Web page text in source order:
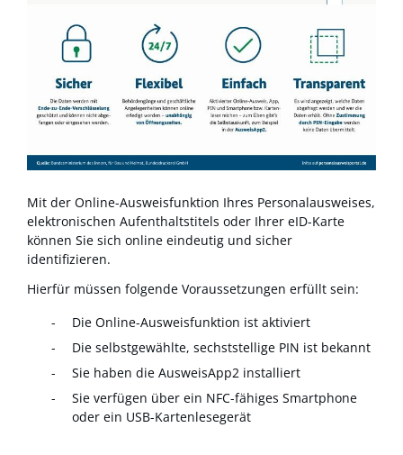
Mit der Online-Ausweisfunktion Ihres Personalausweises,
elektronischen Aufenthaltstitels oder Ihrer eID-Karte
können Sie sich online eindeutig und sicher
identifizieren.
Hierfür müssen folgende Voraussetzungen erfüllt sein:
Die Online-Ausweisfunktion ist aktiviert
Die selbstgewählte, sechststellige PIN ist bekannt
Sie haben die AusweisApp2 installiert
Sie verfügen über ein NFC-fähiges Smartphone
oder ein USB-Kartenlesegerät